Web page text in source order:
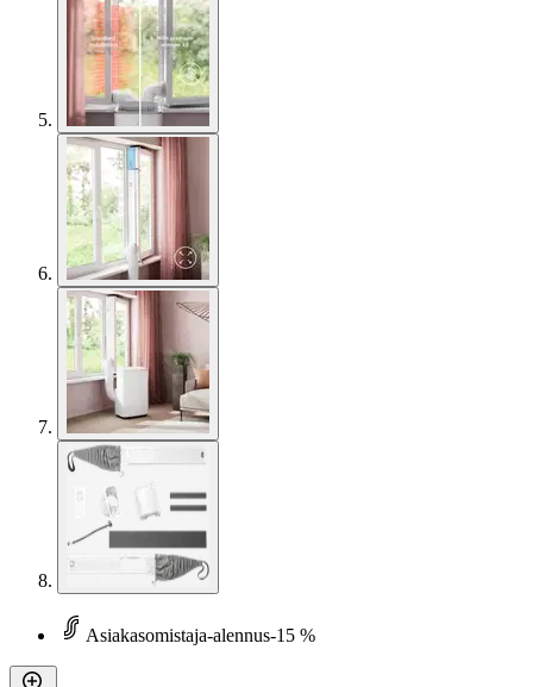
Asiakasomistaja-alennus-15 %